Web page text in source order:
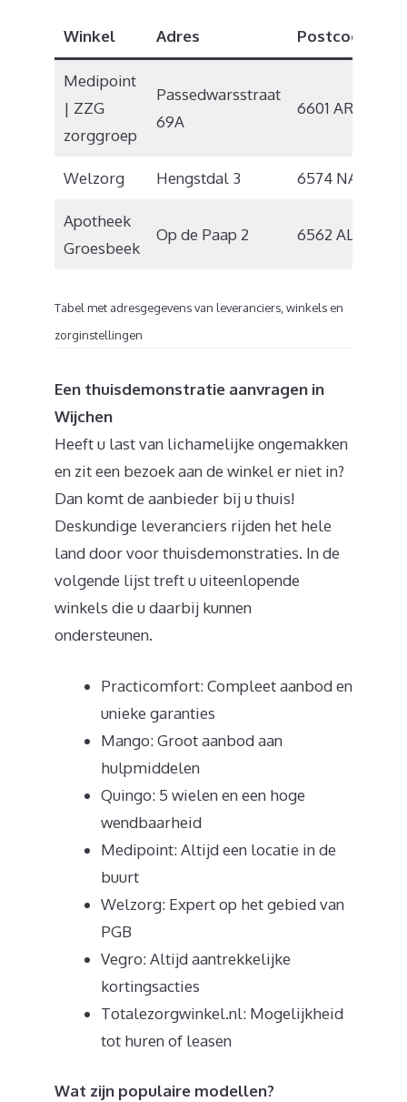
Winkel Adres Postcode
Medipoint
| ZZG
zorggroep
Passedwarsstraat
69A
6601 AR
Welzorg Hengstdal 3 6574 NA
Apotheek
Groesbeek
Op de Paap 2 6562 AL
Tabel met adresgegevens van leveranciers, winkels en
zorginstellingen
Een thuisdemonstratie aanvragen in
Wijchen
Heeft u last van lichamelijke ongemakken
en zit een bezoek aan de winkel er niet in?
Dan komt de aanbieder bij u thuis!
Deskundige leveranciers rijden het hele
land door voor thuisdemonstraties. In de
volgende lijst treft u uiteenlopende
winkels die u daarbij kunnen
ondersteunen.
Practicomfort: Compleet aanbod en
unieke garanties
Mango: Groot aanbod aan
hulpmiddelen
Quingo: 5 wielen en een hoge
wendbaarheid
Medipoint: Altijd een locatie in de
buurt
Welzorg: Expert op het gebied van
PGB
Vegro: Altijd aantrekkelijke
kortingsacties
Totalezorgwinkel.nl: Mogelijkheid
tot huren of leasen
Wat zijn populaire modellen?